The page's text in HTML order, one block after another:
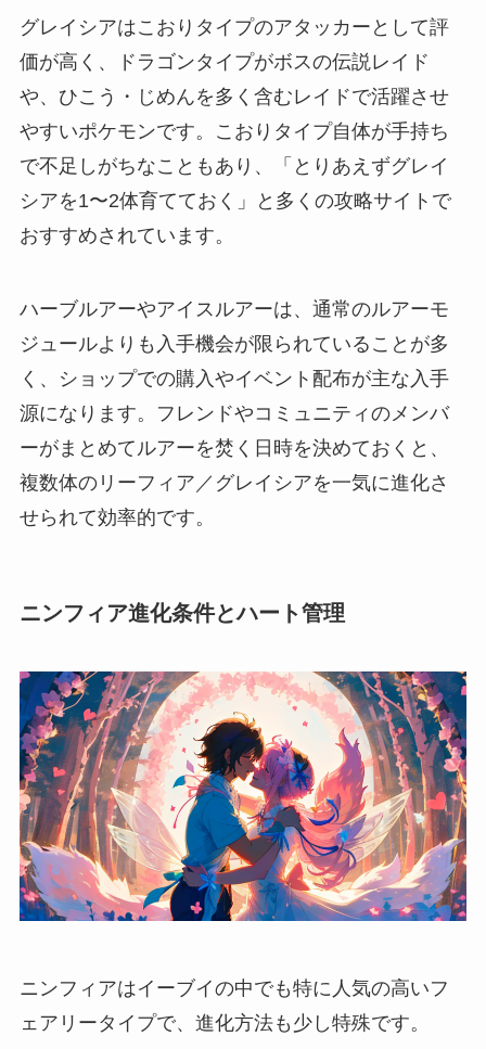
グレイシアはこおりタイプのアタッカーとして評
価が高く、ドラゴンタイプがボスの伝説レイド
や、ひこう・じめんを多く含むレイドで活躍させ
やすいポケモンです。こおりタイプ自体が手持ち
で不足しがちなこともあり、「とりあえずグレイ
シアを1〜2体育てておく」と多くの攻略サイトで
おすすめされています。
ハーブルアーやアイスルアーは、通常のルアーモ
ジュールよりも入手機会が限られていることが多
く、ショップでの購入やイベント配布が主な入手
源になります。フレンドやコミュニティのメンバ
ーがまとめてルアーを焚く日時を決めておくと、
複数体のリーフィア／グレイシアを一気に進化さ
せられて効率的です。
ニンフィア進化条件とハート管理
ニンフィアはイーブイの中でも特に人気の高いフ
ェアリータイプで、進化方法も少し特殊です。